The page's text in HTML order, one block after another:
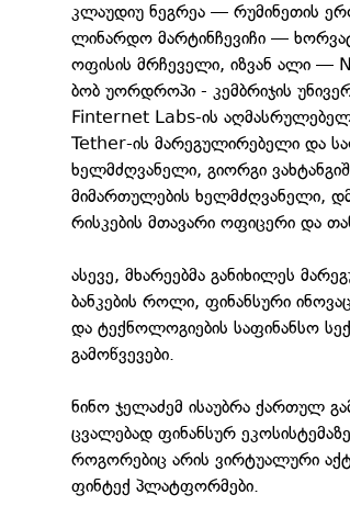
კლაუდიუ ნეგრეა — რუმინეთის
ლინარდო მარტინჩევიჩი —
ოფისის მრჩეველი, იზვან ალი —
ბობ უორდროპი - კემბრიჯის
Finternet Labs-ის
Tether-ის მარეგულირებელი და
ხელმძღვანელი, გიორგი
მიმართულების ხელმძღვანელი,
რისკების მთავარი ოფიცერი და
ასევე, მხარეებმა განიხილეს
ბანკების როლი, ფინანსური
და ტექნოლოგიების საფინანსო
გამოწვევები.
ნინო ჯელაძემ ისაუბრა ქართულ
ცვალებად ფინანსურ
როგორებიც არის ვირტუალური
ფინტექ პლატფორმები.